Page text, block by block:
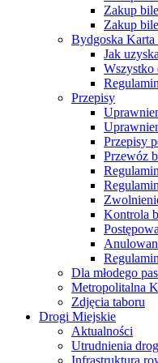
Zakup
Zakup
Bydgoska Karta
Jak
Wszystko
Przepisy
Przepisy
Przewóz
Kontrola
Dla młodego
Metropolitalna
Zdjęcia taboru
Drogi Miejskie
Aktualności
Utrudnienia
Infrastruktura